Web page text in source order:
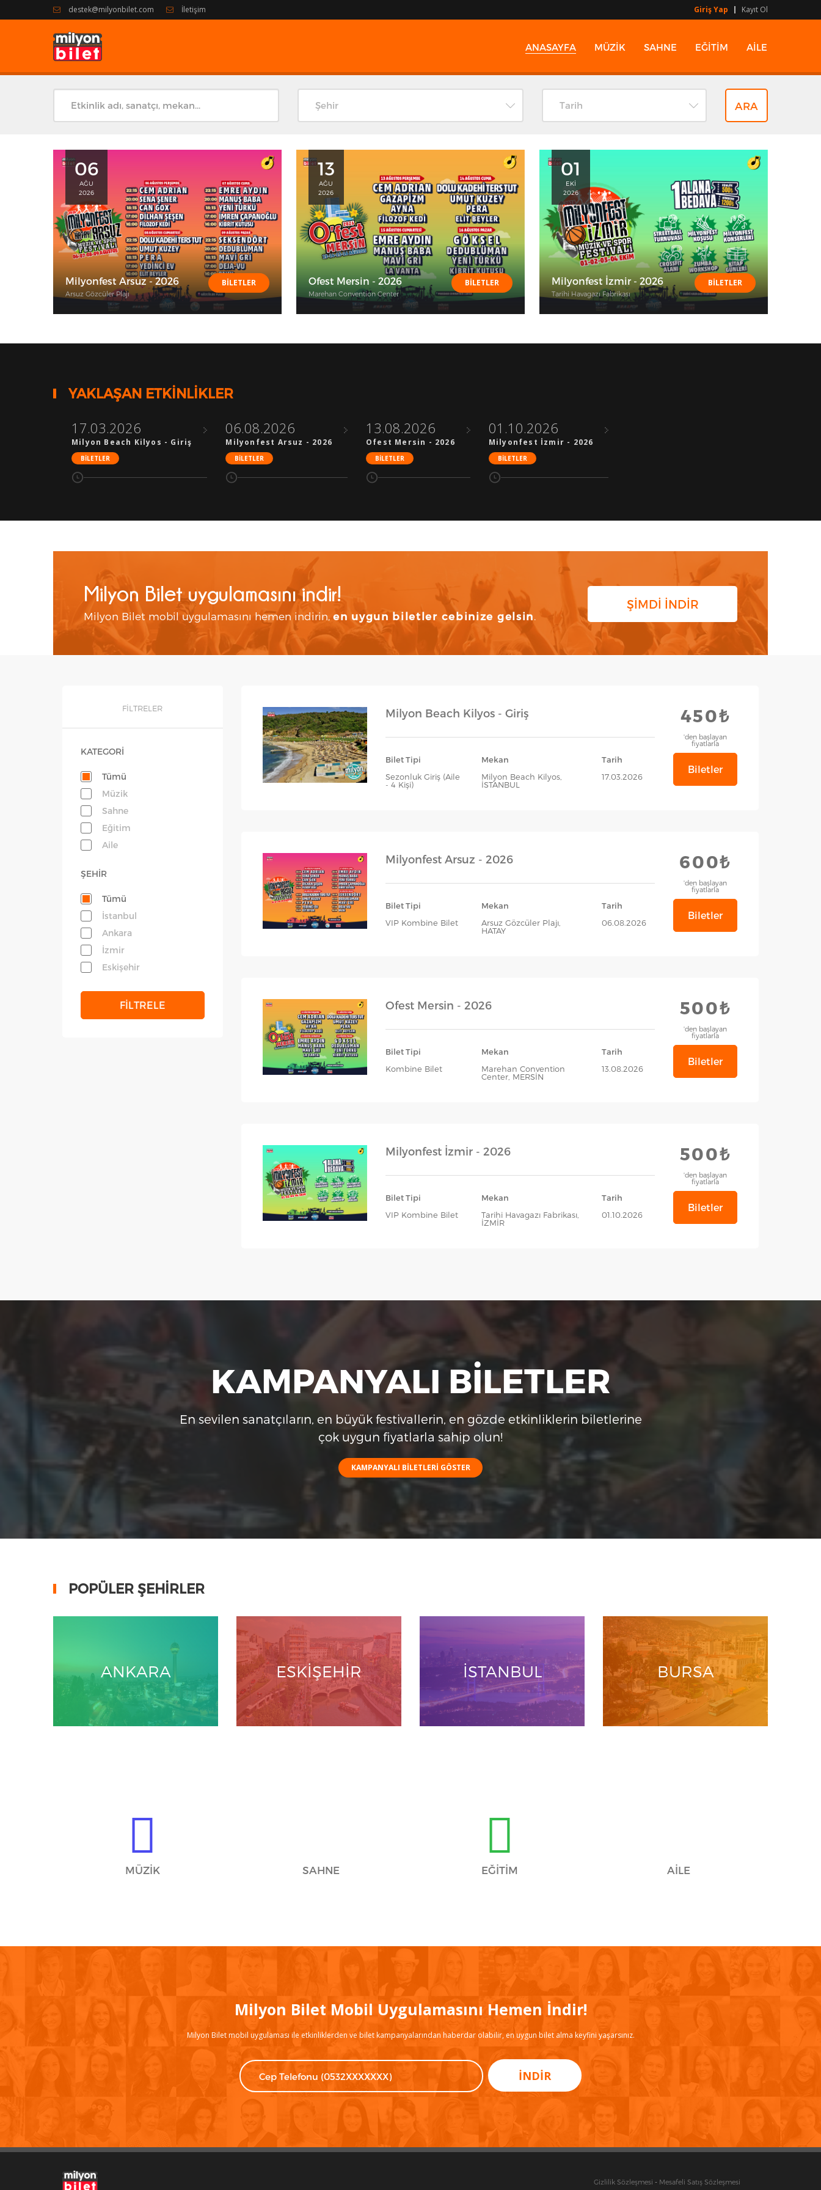
destek@milyonbilet.com İletişim Giriş Yap Kayıt Ol
ANASAYFA MÜZİK SAHNE EĞİTİM AİLE
Şehir Tarih
06
AĞU
2026
Milyonfest Arsuz - 2026
Arsuz Gözcüler Plajı
BİLETLER
13
AĞU
2026
Ofest Mersin - 2026
Marehan Convention Center
BİLETLER
01
EKİ
2026
Milyonfest İzmir - 2026
Tarihi Havagazı Fabrikası
BİLETLER
YAKLAŞAN ETKİNLİKLER
17.03.2026
Milyon Beach Kilyos - Giriş
BİLETLER
06.08.2026
Milyonfest Arsuz - 2026
BİLETLER
13.08.2026
Ofest Mersin - 2026
BİLETLER
01.10.2026
Milyonfest İzmir - 2026
BİLETLER
Milyon Bilet uygulamasını indir!
Milyon Bilet mobil uygulamasını hemen indirin, en uygun biletler cebinize gelsin.
ŞİMDİ İNDİR
FİLTRELER
KATEGORİ
Tümü
Müzik
Sahne
Eğitim
Aile
ŞEHİR
Tümü
İstanbul
Ankara
İzmir
Eskişehir
FİLTRELE
Milyon Beach Kilyos - Giriş
Bilet Tipi
Sezonluk Giriş (Aile
- 4 Kişi)
Mekan
Milyon Beach Kilyos,
İSTANBUL
Tarih
17.03.2026
450₺
'den başlayan
fiyatlarla
Biletler
Milyonfest Arsuz - 2026
Bilet Tipi
VIP Kombine Bilet
Mekan
Arsuz Gözcüler Plajı,
HATAY
Tarih
06.08.2026
600₺
'den başlayan
fiyatlarla
Biletler
Ofest Mersin - 2026
Bilet Tipi
Kombine Bilet
Mekan
Marehan Convention
Center, MERSİN
Tarih
13.08.2026
500₺
'den başlayan
fiyatlarla
Biletler
Milyonfest İzmir - 2026
Bilet Tipi
VIP Kombine Bilet
Mekan
Tarihi Havagazı Fabrikası,
İZMİR
Tarih
01.10.2026
500₺
'den başlayan
fiyatlarla
Biletler
KAMPANYALI BİLETLER
En sevilen sanatçıların, en büyük festivallerin, en gözde etkinliklerin biletlerine
çok uygun fiyatlarla sahip olun!
KAMPANYALI BİLETLERİ GÖSTER
POPÜLER ŞEHİRLER
ANKARA ESKİŞEHİR İSTANBUL BURSA
MÜZİK SAHNE EĞİTİM AİLE
Milyon Bilet Mobil Uygulamasını Hemen İndir!
Milyon Bilet mobil uygulaması ile etkinliklerden ve bilet kampanyalarından haberdar olabilir, en uygun bilet alma keyfini yaşarsınız.
Gizlilik Sözleşmesi - Mesafeli Satış Sözleşmesi